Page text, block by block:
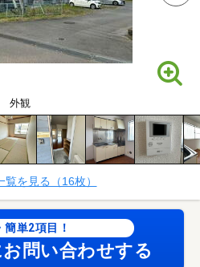
外観
覧を見る（16枚）
簡単2項目！
問い合わせする